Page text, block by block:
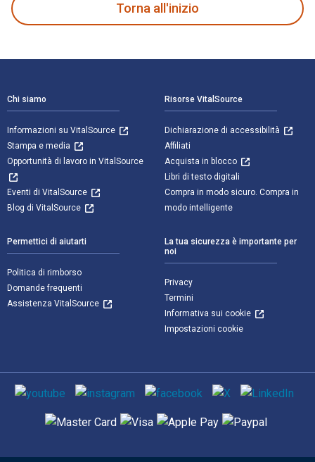
Torna all'inizio
Chi siamo
Informazioni su VitalSource
Stampa e media
Opportunità di lavoro in VitalSource
Eventi di VitalSource
Blog di VitalSource
Risorse VitalSource
Dichiarazione di accessibilità
Affiliati
Acquista in blocco
Libri di testo digitali
Compra in modo sicuro. Compra in
modo intelligente
Permettici di aiutarti
Politica di rimborso
Domande frequenti
Assistenza VitalSource
La tua sicurezza è importante per
noi
Privacy
Termini
Informativa sui cookie
Impostazioni cookie
Mezzi sociali
Metodi di pagamento supportati